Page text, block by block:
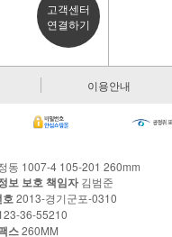
고객센터
연결하기
이용안내
동 1007-4 105-201 260mm
보 보호 책임자김범준
호2013-경기군포-0310
36-55210
스260MM